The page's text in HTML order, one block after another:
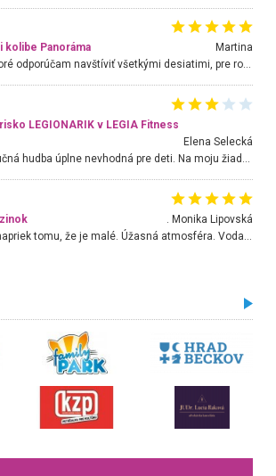
kolibe Panoráma
Martina
Nádherné miesto ktoré odporúčam navštíviť všetkými desiatimi, pre rodiny s deťmi, dôchodcom... Proste a jednoducho ozaj rozprávkový les.. určite ešte prídeme. Odniesli sme si na pamiatku krásne tričká,
LEGIONARIK v LEGIA Fitness
Elena Selecká
Kútik výborný, ale hlučná hudba úplne nevhodná pre deti. Na moju žiadosť o aspoň sušenie nereagovali.
. Monika Lipovská